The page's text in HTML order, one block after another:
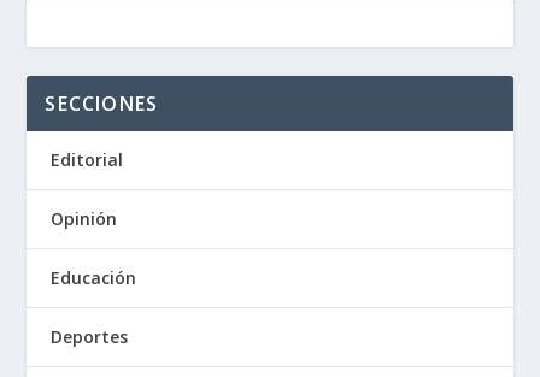
SECCIONES
Editorial
Opinión
Educación
Deportes